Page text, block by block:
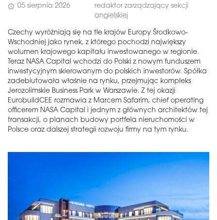
schedule 05 sierpnia 2026
redaktor zarządzający sekcji
angielskiej
Czechy wyróżniają się na tle krajów Europy Środkowo-
Wschodniej jako rynek, z którego pochodzi największy
wolumen krajowego kapitału inwestowanego w regionie.
Teraz NASA Capital wchodzi do Polski z nowym funduszem
inwestycyjnym skierowanym do polskich inwestorów. Spółka
zadebiutowała właśnie na rynku, przejmując kompleks
Jerozolimskie Business Park w Warszawie. Z tej okazji
EurobuildCEE rozmawia z Marcem Safarim, chief operating
officerem NASA Capital i jednym z głównych architektów tej
transakcji, o planach budowy portfela nieruchomości w
Polsce oraz dalszej strategii rozwoju firmy na tym rynku.